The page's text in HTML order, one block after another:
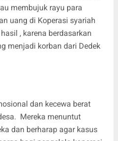
membujuk rayu para
uang di Koperasi syariah
, karena berdasarkan
menjadi korban dari Dedek
dan kecewa berat
Mereka menuntut
dan berharap agar kasus